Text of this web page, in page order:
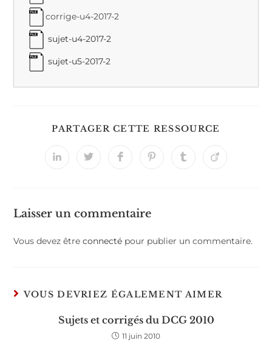
corrige-u4-2017-2
sujet-u4-2017-2
sujet-u5-2017-2
PARTAGER CETTE RESSOURCE
Laisser un commentaire
Vous devez êtreconnecté pour publier un commentaire.
VOUS DEVRIEZ ÉGALEMENT AIMER
Sujets et corrigés du DCG 2010
11 juin 2010